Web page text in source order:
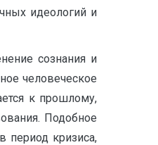
идеологий и
сознания и
человеческое
к прошлому,
Подобное
период кризиса,